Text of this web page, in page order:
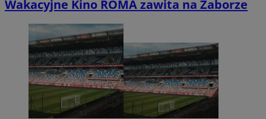
Wakacyjne Kino ROMA zawita na Zaborze